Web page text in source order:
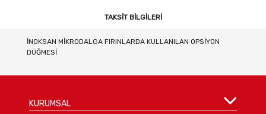
TAKSIT BILGILERI
İNOKSAN MİKRODALGA FIRINLARDA KULLANILAN OPSİYON
DÜĞMESİ
KURUMSAL